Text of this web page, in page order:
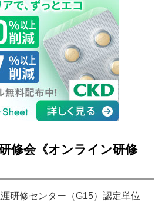
修会《オンライン研修
研修センター（G15）認定単位